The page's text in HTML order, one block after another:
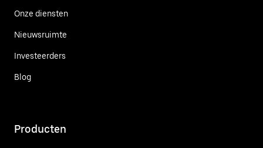
Onze diensten
Nieuwsruimte
Investeerders
Blog
Producten